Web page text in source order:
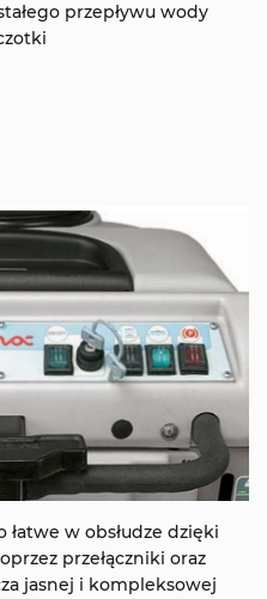
przepływu wody
w obsłudze dzięki
przełączniki oraz
jasnej i kompleksowej